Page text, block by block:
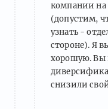
компании на
(допустим,
узнать -
стороне). Я
хорошую. Вы
снизили